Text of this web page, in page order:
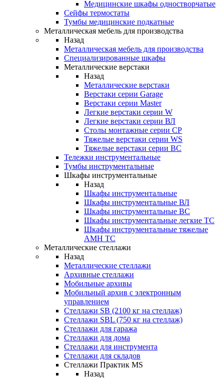
Медицинские шкафы одностворчатые
Сейфы термостаты
Тумбы медицинские подкатные
Металлическая мебель для производства
Назад
Металлическая мебель для производства
Cпециализированные шкафы
Металлические верстаки
Назад
Металлические верстаки
Верстаки серии Garage
Верстаки серии Master
Легкие верстаки серии W
Легкие верстаки серии ВЛ
Столы монтажные серии СР
Тяжелые верстаки серии WS
Тяжелые верстаки серии ВС
Тележки инструментальные
Тумбы инструментальные
Шкафы инструментальные
Назад
Шкафы инструментальные
Шкафы инструментальные ВЛ
Шкафы инструментальные ВС
Шкафы инструментальные легкие ТС
Шкафы инструментальные тяжелые
AMH TC
Металлические стеллажи
Назад
Металлические стеллажи
Архивные стеллажи
Мобильные архивы
Мобильный архив с электронным
управлением
Стеллажи SB (2100 кг на стеллаж)
Стеллажи SBL (750 кг на стеллаж)
Стеллажи для гаража
Стеллажи для дома
Стеллажи для инструмента
Стеллажи для складов
Стеллажи Практик MS
Назад